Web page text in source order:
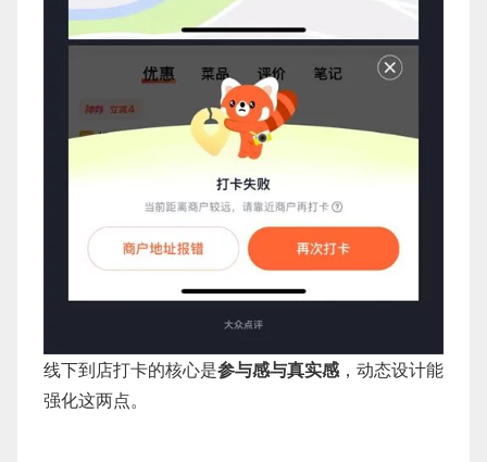
线下到店打卡的核心是参与感与真实感，动态设计能
强化这两点。